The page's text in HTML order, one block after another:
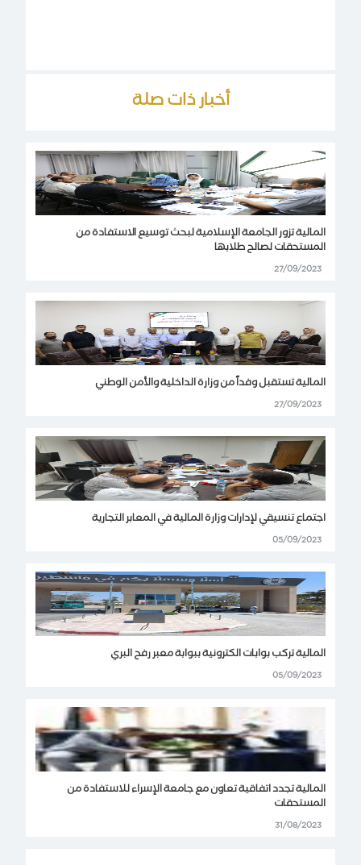
أخبار ذات صلة
المالية تزور الجامعة الإسلامية لبحث توسيع الاستفادة من
المستحقات لصالح طلابها
27/09/2023
المالية تستقبل وفداً من وزارة الداخلية والأمن الوطني
27/09/2023
اجتماع تنسيقي لإدارات وزارة المالية في المعابر التجارية
05/09/2023
المالية تركب بوابات الكترونية ببوابة معبر رفح البري
05/09/2023
المالية تجدد اتفاقية تعاون مع جامعة الإسراء للاستفادة من
المستحقات
31/08/2023